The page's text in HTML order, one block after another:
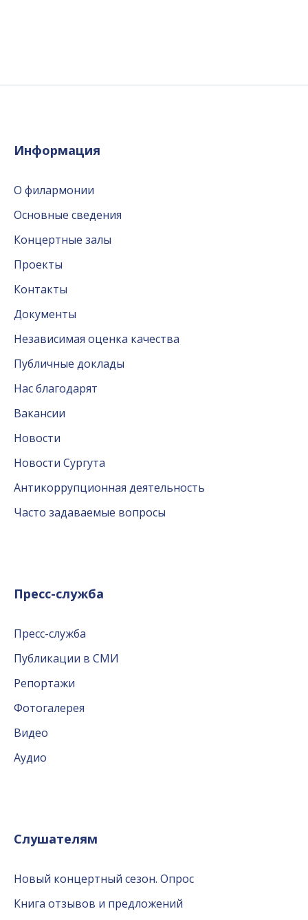
Информация
О филармонии
Основные сведения
Концертные залы
Проекты
Контакты
Документы
Независимая оценка качества
Публичные доклады
Нас благодарят
Вакансии
Новости
Новости Сургута
Антикоррупционная деятельность
Часто задаваемые вопросы
Пресс-служба
Пресс-служба
Публикации в СМИ
Репортажи
Фотогалерея
Видео
Аудио
Слушателям
Новый концертный сезон. Опрос
Книга отзывов и предложений